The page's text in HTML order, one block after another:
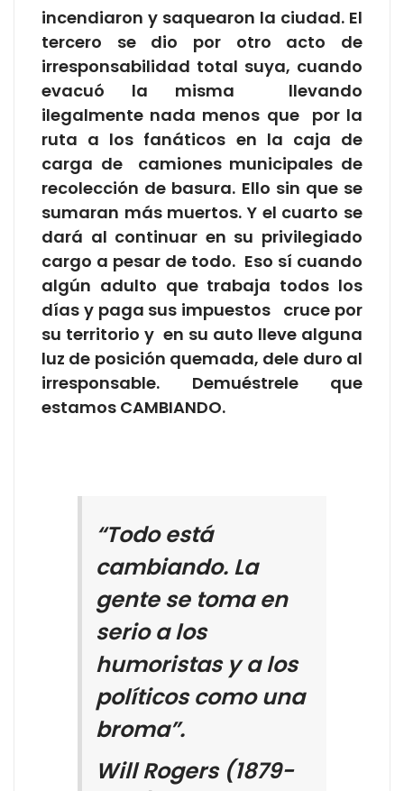
incendiaron y saquearon la ciudad. El
tercero se dio por otro acto de
irresponsabilidad total suya, cuando
evacuó la misma llevando
ilegalmente nada menos que por la
ruta a los fanáticos en la caja de
carga de camiones municipales de
recolección de basura. Ello sin que se
sumaran más muertos. Y el cuarto se
dará al continuar en su privilegiado
cargo a pesar de todo. Eso sí cuando
algún adulto que trabaja todos los
días y paga sus impuestos cruce por
su territorio y en su auto lleve alguna
luz de posición quemada, dele duro al
irresponsable. Demuéstrele que
estamos CAMBIANDO.
“Todo está
cambiando. La
gente se toma en
serio a los
humoristas y a los
políticos como una
broma”.
Will Rogers (1879-